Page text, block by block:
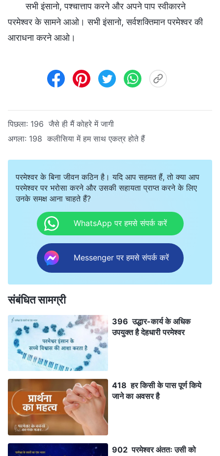
सभी इंसानो, पश्चात्ताप करने और अपने पाप स्वीकारने
परमेश्वर के सामने आओ। सभी इंसानो, सर्वशक्तिमान परमेश्वर की
आराधना करने आओ।
पिछला: 196 जैसे ही मैं कोहरे में जागी
अगला: 198 कलीसिया में हम साथ एकत्र होते हैं
परमेश्वर के बिना जीवन कठिन है। यदि आप सहमत हैं, तो क्या आप
परमेश्वर पर भरोसा करने और उसकी सहायता प्राप्त करने के लिए
उनके समक्ष आना चाहते हैं?
WhatsApp पर हमसे संपर्क करें
Messenger पर हमसे संपर्क करें
संबंधित सामग्री
396 उद्धार-कार्य के अधिक
उपयुक्त है देहधारी परमेश्वर
418 हर किसी के पास पूर्ण किये
जाने का अवसर है
902 परमेश्वर अंततः उसी को